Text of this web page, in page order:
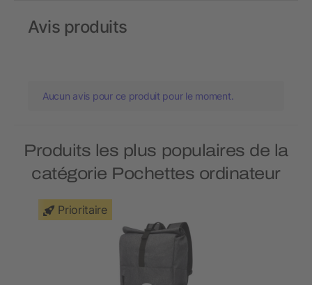
Avis produits
Aucun avis pour ce produit pour le moment.
Produits les plus populaires de la
catégorie Pochettes ordinateur
Prioritaire